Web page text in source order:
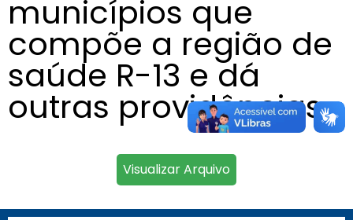
municípios que
compõe a região de
saúde R-13 e dá
outras providências
Visualizar Arquivo